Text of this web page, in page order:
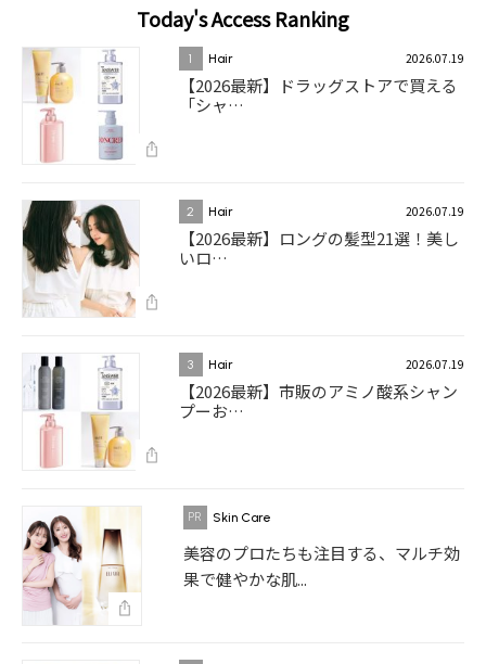
Today's Access Ranking
1 Hair 2026.07.19
【2026最新】ドラッグストアで買える
「シャ…
2 Hair 2026.07.19
【2026最新】ロングの髪型21選！美し
いロ…
3 Hair 2026.07.19
【2026最新】市販のアミノ酸系シャン
プーお…
Skin Care
美容のプロたちも注目する、マルチ効
果で健やかな肌...